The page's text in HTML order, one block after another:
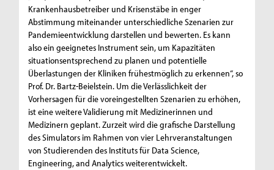
Krankenhausbetreiber und Krisenstäbe in enger
Abstimmung miteinander unterschiedliche Szenarien zur
Pandemieentwicklung darstellen und bewerten. Es kann
also ein geeignetes Instrument sein, um Kapazitäten
situationsentsprechend zu planen und potentielle
Überlastungen der Kliniken frühestmöglich zu erkennen“, so
Prof. Dr. Bartz-Beielstein. Um die Verlässlichkeit der
Vorhersagen für die voreingestellten Szenarien zu erhöhen,
ist eine weitere Validierung mit Medizinerinnen und
Medizinern geplant. Zurzeit wird die grafische Darstellung
des Simulators im Rahmen von vier Lehrveranstaltungen
von Studierenden des Instituts für Data Science,
Engineering, and Analytics weiterentwickelt.